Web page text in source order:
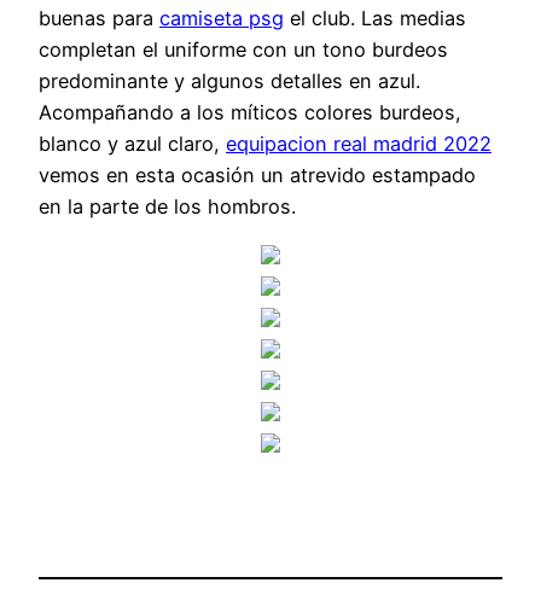
buenas para camiseta psg el club. Las medias
completan el uniforme con un tono burdeos
predominante y algunos detalles en azul.
Acompañando a los míticos colores burdeos,
blanco y azul claro, equipacion real madrid 2022
vemos en esta ocasión un atrevido estampado
en la parte de los hombros.